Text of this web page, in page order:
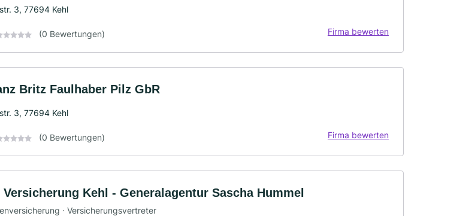
3, 77694 Kehl
(0 Bewertungen) Firma bewerten
Britz Faulhaber Pilz GbR
3, 77694 Kehl
(0 Bewertungen) Firma bewerten
Versicherung Kehl - Generalagentur Sascha Hummel
· Versicherungsvertreter